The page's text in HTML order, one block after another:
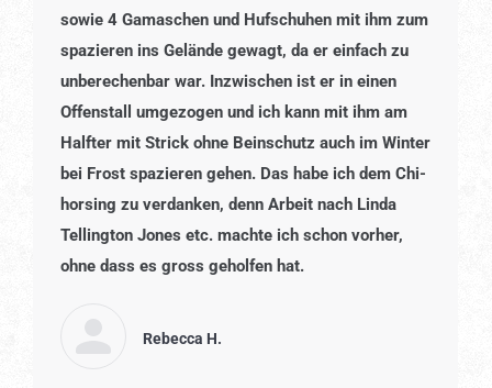
sowie 4 Gamaschen und Hufschuhen mit ihm zum
spazieren ins Gelände gewagt, da er einfach zu
unberechenbar war. Inzwischen ist er in einen
Offenstall umgezogen und ich kann mit ihm am
Halfter mit Strick ohne Beinschutz auch im Winter
bei Frost spazieren gehen. Das habe ich dem Chi-
horsing zu verdanken, denn Arbeit nach Linda
Tellington Jones etc. machte ich schon vorher,
ohne dass es gross geholfen hat.
Rebecca H.